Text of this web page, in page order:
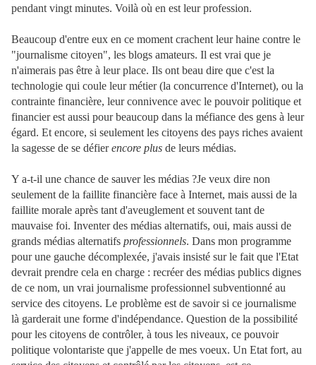
pendant vingt minutes. Voilà où en est leur profession.
Beaucoup d'entre eux en ce moment crachent leur haine contre le
"journalisme citoyen", les blogs amateurs. Il est vrai que je
n'aimerais pas être à leur place. Ils ont beau dire que c'est la
technologie qui coule leur métier (la concurrence d'Internet), ou la
contrainte financière, leur connivence avec le pouvoir politique et
financier est aussi pour beaucoup dans la méfiance des gens à leur
égard. Et encore, si seulement les citoyens des pays riches avaient
la sagesse de se défierencore plus de leurs médias.
Y a-t-il une chance de sauver les médias ?Je veux dire non
seulement de la faillite financière face à Internet, mais aussi de la
faillite morale après tant d'aveuglement et souvent tant de
mauvaise foi. Inventer des médias alternatifs, oui, mais aussi de
grands médias alternatifs professionnels. Dans mon programme
pour une gauche décomplexée, j'avais insisté sur le fait que l'Etat
devrait prendre cela en charge : recréer des médias publics dignes
de ce nom, un vrai journalisme professionnel subventionné au
service des citoyens. Le problème est de savoir si ce journalisme
là garderait une forme d'indépendance. Question de la possibilité
pour les citoyens de contrôler, à tous les niveaux, ce pouvoir
politique volontariste que j'appelle de mes voeux. Un Etat fort, au